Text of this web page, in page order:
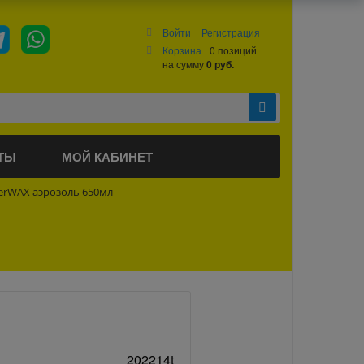
Войти
Регистрация
Корзина
0 позиций
на сумму0 руб.
МОЙ КАБИНЕТ
аэрозоль 650мл
202214t